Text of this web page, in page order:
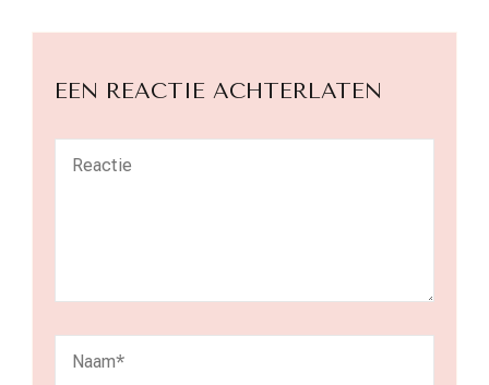
EEN REACTIE ACHTERLATEN